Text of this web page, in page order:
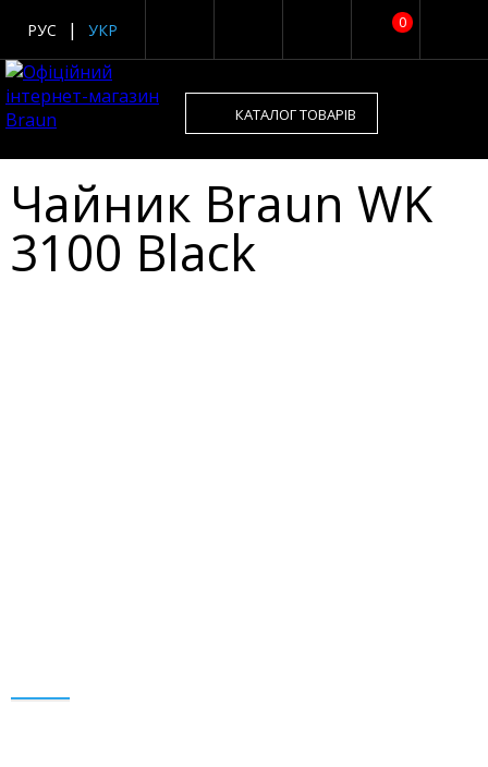
0
РУС УКР
КАТАЛОГ ТОВАРІВ
Чайник Braun WK
3100 Black